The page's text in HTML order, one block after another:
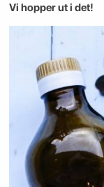
Vi hopper ut i det!